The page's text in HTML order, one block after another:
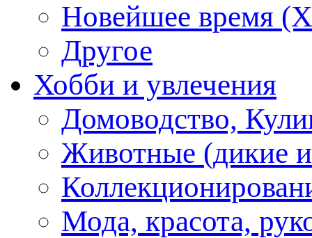
Новейшее время
Другое
Хобби и увлечения
Домоводство,
Животные (дикие
Мода, красота,